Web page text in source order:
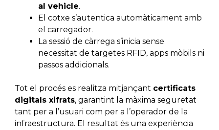
al vehicle.
El cotxe s’autentica automàticament amb
el carregador.
La sessió de càrrega s’inicia sense
necessitat de targetes RFID, apps mòbils ni
passos addicionals.
Tot el procés es realitza mitjançant certificats
digitals xifrats, garantint la màxima seguretat
tant per a l’usuari com per a l’operador de la
infraestructura. El resultat és una experiència